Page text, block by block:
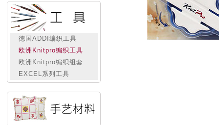
德国ADDI编织工具
欧洲Knitpro编织工具
欧洲Knitpro编织组套
EXCEL系列工具